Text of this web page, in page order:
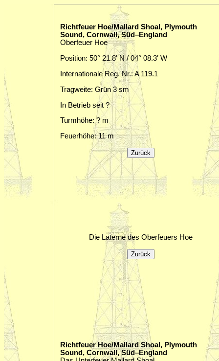
Richtfeuer Hoe/Mallard Shoal, Plymouth
Sound, Cornwall, Süd–England
Oberfeuer Hoe
Position: 50° 21.8′ N / 04° 08.3′ W
Internationale Reg. Nr.: A 119.1
Tragweite: Grün 3 sm
In Betrieb seit ?
Turmhöhe: ? m
Feuerhöhe: 11 m
Die Laterne des Oberfeuers Hoe
Richtfeuer Hoe/Mallard Shoal, Plymouth
Sound, Cornwall, Süd–England